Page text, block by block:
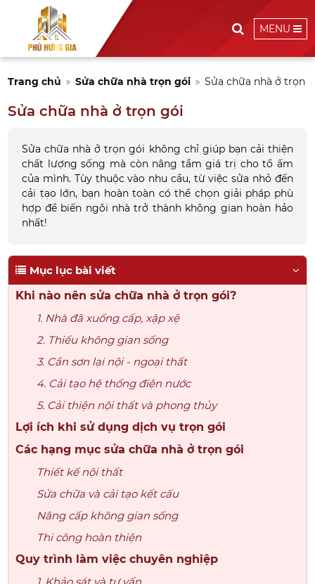
MENU
Trang chủ Sửa chữa nhà trọn gói Sửa chữa nhà ở trọn
Sửa chữa nhà ở trọn gói
Sửa chữa nhà ở trọn gói không chỉ giúp bạn cải thiện
chất lượng sống mà còn nâng tầm giá trị cho tổ ấm
của mình. Tùy thuộc vào nhu cầu, từ việc sửa nhỏ đến
cải tạo lớn, bạn hoàn toàn có thể chọn giải pháp phù
hợp để biến ngôi nhà trở thành không gian hoàn hảo
nhất!
Mục lục bài viết
Khi nào nên sửa chữa nhà ở trọn gói?
1. Nhà đã xuống cấp, xập xệ
2. Thiếu không gian sống
3. Cần sơn lại nội - ngoại thất
4. Cải tạo hệ thống điện nước
5. Cải thiện nội thất và phong thủy
Lợi ích khi sử dụng dịch vụ trọn gói
Các hạng mục sửa chữa nhà ở trọn gói
Thiết kế nội thất
Sửa chữa và cải tạo kết cấu
Nâng cấp không gian sống
Thi công hoàn thiện
Quy trình làm việc chuyên nghiệp